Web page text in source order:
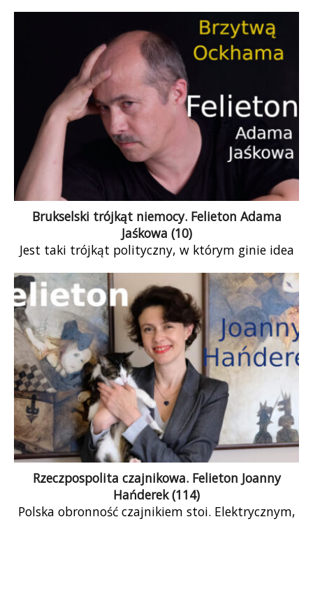
wzięcia odpowiedzialności za swoją opinię. I nie
mam tu na myśli odpowiedzialności karnej, bo
ta dotyczy raczej wyjątkowych przypadków.
Odpowiedzialność za słowo powinna być tym
większa, im wyższy status lub… zasięgi ma
osoba słowa publicznie miotająca. No i wylazł ze
mnie długo skrywany idealista… Wybaczcie.
Brukselski trójkąt niemocy. Felieton Adama
Jaśkowa (10)
Jest taki trójkąt polityczny, w którym ginie idea
inicjatorom integracji gospodarczej i politycznej
na naszym kontynencie. Wierzchołkami […]
Rzeczpospolita czajnikowa. Felieton Joanny
Hańderek (114)
Polska obronność czajnikiem stoi. Elektrycznym,